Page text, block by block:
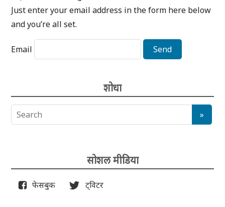
Just enter your email address in the form here below
and you’re all set.
Email
शोधा
सोशल मीडिया
फेसबुक ट्विटर